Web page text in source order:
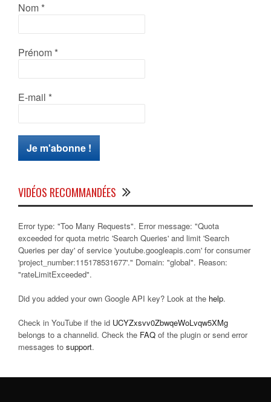
Nom *
Prénom *
E-mail *
VIDÉOS RECOMMANDÉES
Error type: "Too Many Requests". Error message: "Quota
exceeded for quota metric 'Search Queries' and limit 'Search
Queries per day' of service 'youtube.googleapis.com' for consumer
'project_number:115178531677'." Domain: "global". Reason:
"rateLimitExceeded".
Did you added your own Google API key? Look at the help.
Check in YouTube if the id UCYZxsvv0ZbwqeWoLvqw5XMg
belongs to a channelid. Check the FAQ of the plugin or send error
messages to support.